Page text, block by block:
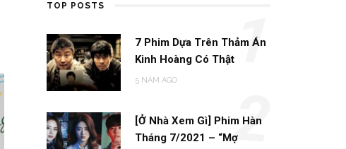
TOP POSTS
7 Phim Dựa Trên Thảm Án
Kinh Hoàng Có Thật
5 NĂM AGO
1
[Ở Nhà Xem Gì] Phim Hàn
Tháng 7/2021 – “Mợ2